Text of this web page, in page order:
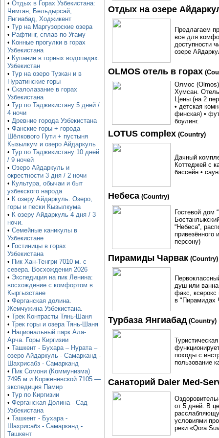
• Отдых в Горах Узбекистана:
Чимган, Бельдырсай,
Янгиабад, Ходжикент
• Тур на Маргузорские озера
• Рафтинг, сплав по Угаму
• Конные прогулки в горах
Узбекистана
• Купание в горных водопадах.
Узбекистан
• Тур на озеро Тузкан и в
Нуратинские горы
• Скалолазание в горах
Узбекистана
• Тур по Таджикистану 5 дней /
4 ночи
• Древние города Узбекистана
• Фанские горы + города
Шёлкового Пути + пустыня
Кызылкум и озеро Айдаркуль
• Тур по Таджикистану 10 дней
/ 9 ночей
• Озеро Айдаркуль и
окрестности 3 дня / 2 ночи
• Культура, обычаи и быт
узбекского народа
• К озеру Айдаркуль. Озеро,
горы и пески Кызылкума
• К озеру Айдаркуль 4 дня / 3
ночи.
• Семейные каникулы в
Узбекистане
• Гостиницы в горах
Узбекистана
• Пик Хан-Тенгри 7010 м. с
севера. Восхождения 2026
• Экспедиция на пик Ленина:
восхождение с комфортом в
Кыргызстане
• Ферганская долина.
Жемчужина Узбекистана.
• Трек Контрасты Тянь-Шаня
• Трек горы и озера Тянь-Шаня
• Национальный парк Ала-
Арча. Горы Киргизии
• Ташкент - Бухара – Нурата –
озеро Айдаркуль - Самарканд -
Шахрисабз - Самарканд
• Пик Сомони (Коммунизма)
7495 м и Корженевской 7105 —
экспедиция Памир
• Тур по Киргизии
• Ферганская Долина - Сад
Узбекистана
• Ташкент - Бухара -
Шахрисабз - Самарканд -
Ташкент
Отдых на озере
Предлагаем
все для
доступности
озере
OLMOS отель в горах
Олмос (Olmos)
Хумсан.
Цены (на 2
• детская
финская) •
боулинг.
LOTUS complex (Country)
Дачный
Коттеджей с
бассейн •
Небеса (Country)
Гостевой дом
“Небеса”,
персону)
Пирамиды Чарвак (Country)
душ или
факс,
в "Пирамидах
Турбаза Янгиабад (Country)
походы с
пользование
Санаторий Daler Med-
от 5 дней. В
условиями
реки «Qora